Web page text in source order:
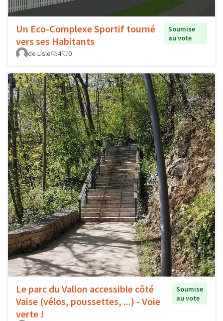
Un Eco-Complexe Sportif tourné
vers ses Habitants
Soumise
au vote
de Lisle
4 0
Le parc du Vallon accessible côté
Vaise (vélos, poussettes, ...) - Voie
verte !
Soumise
au vote